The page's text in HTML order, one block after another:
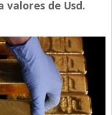
valores de Usd.